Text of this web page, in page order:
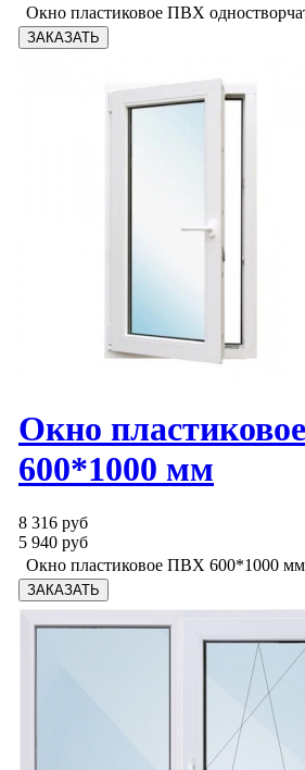
Окно пластиковое ПВХ
Окно
600*1000 мм
8 316 руб
5 940 руб
Окно пластиковое ПВХ 600*1000 мм